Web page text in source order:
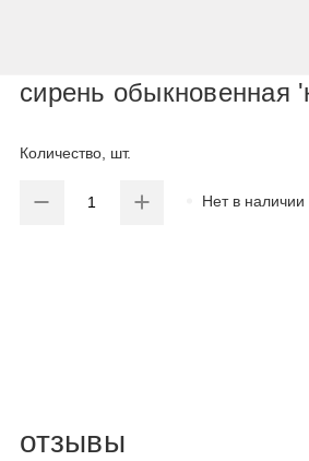
сирень обыкновенная
Количество, шт.
Нет в наличии
отзывы